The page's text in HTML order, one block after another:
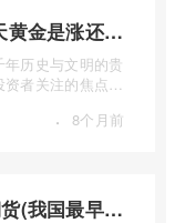
黄金是涨还是跌(明天黄金是涨还是跌)
历史与文明的贵
者关注的焦点。
· 8个月前
我国最早的农产品期货(我国最早的农产品期货交易合约的品种是)